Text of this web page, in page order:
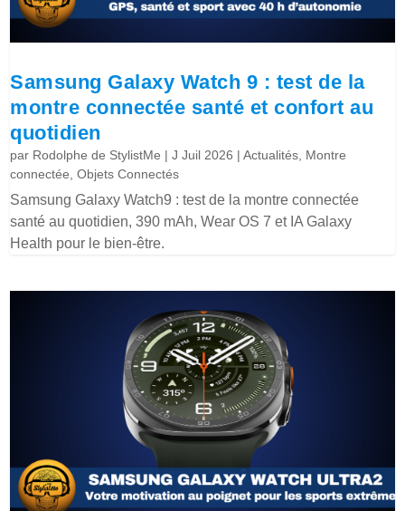
Samsung Galaxy Watch 9 : test de la
montre connectée santé et confort au
quotidien
par Rodolphe de StylistMe |J Juil 2026 |Actualités Montre
connectée ,Objets Connectés
Samsung Galaxy Watch9 : test de la montre connectée
santé au quotidien, 390 mAh, Wear OS 7 et IA Galaxy
Health pour le bien-être.